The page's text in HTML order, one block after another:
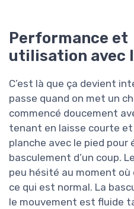
Performance et
utilisation avec
C’est là que ça devient
passe quand on met un
commencé doucement
tenant en laisse courte
planche avec le pied pour
basculement d’un coup.
peu hésité au moment où
ce qui est normal. La
le mouvement est fluide